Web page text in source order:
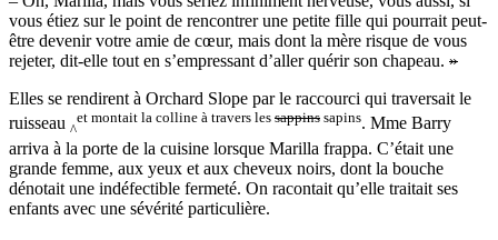
vous étiez sur le point de rencontrer une petite fille qui pourrait peut-
être devenir votre amie de cœur, mais dont la mère risque de vous
rejeter, dit-elle tout en s’empressant d’aller quérir son chapeau. »
Elles se rendirent à Orchard Slope par le raccourci qui traversait le
ruisseau ^
et montait la colline à travers les sappins sapins. Mme Barry
arriva à la porte de la cuisine lorsque Marilla frappa. C’était une
grande femme, aux yeux et aux cheveux noirs, dont la bouche
dénotait une indéfectible fermeté. On racontait qu’elle traitait ses
enfants avec une sévérité particulière.